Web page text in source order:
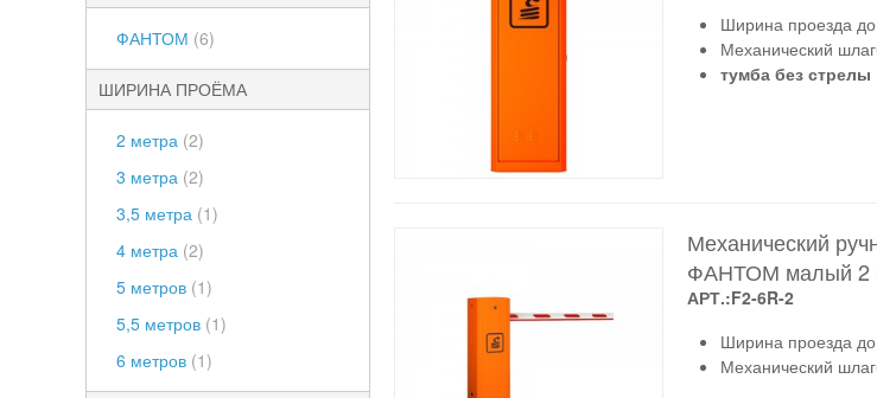
ФАНТОМ (6)
ШИРИНА ПРОЁМА
2 метра (2)
3 метра (2)
3,5 метра (1)
4 метра (2)
5 метров (1)
5,5 метров (1)
6 метров (1)
Ширина проезда до
Механический
тумба без стрелы
Механический
ФАНТОМ малый 2
АРТ.:F2-6R-2
Ширина проезда до
Механический